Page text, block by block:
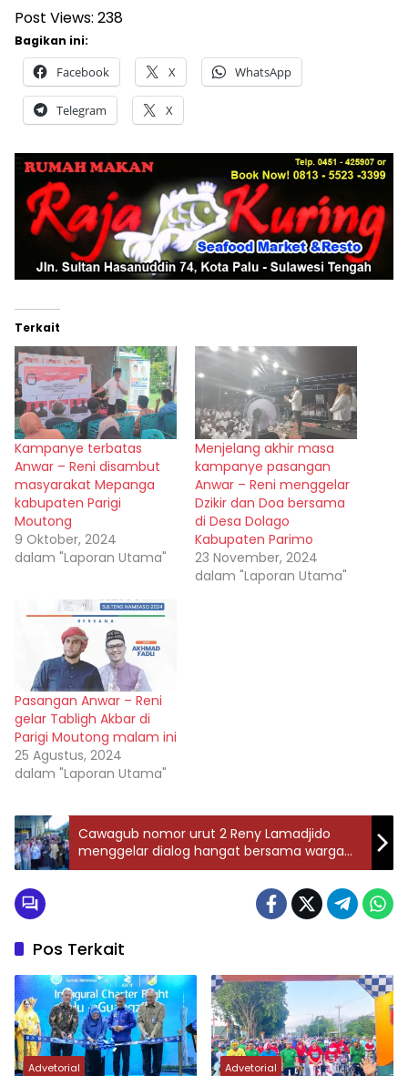
Post Views: 238
Bagikan ini:
Facebook X WhatsApp
Telegram X
Terkait
Kampanye terbatas
Anwar – Reni disambut
masyarakat Mepanga
kabupaten Parigi
Moutong
9 Oktober, 2024
dalam "Laporan Utama"
Menjelang akhir masa
kampanye pasangan
Anwar – Reni menggelar
Dzikir dan Doa bersama
di Desa Dolago
Kabupaten Parimo
23 November, 2024
dalam "Laporan Utama"
Pasangan Anwar – Reni
gelar Tabligh Akbar di
Parigi Moutong malam ini
25 Agustus, 2024
dalam "Laporan Utama"
Cawagub nomor urut 2 Reny Lamadjido
menggelar dialog hangat bersama warga
kelurahan Talise
Pos Terkait
Advetorial Advetorial